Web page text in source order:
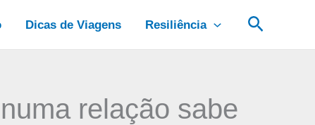
Dicas de Viagens Resiliência
relação sabe